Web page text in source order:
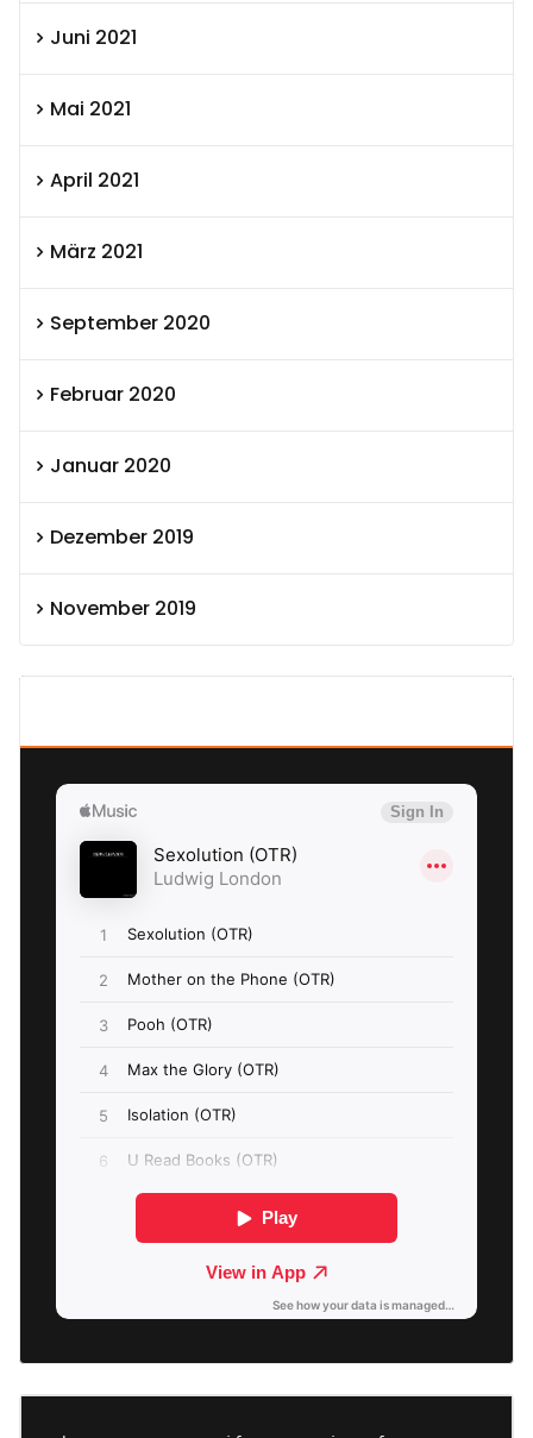
Juni 2021
Mai 2021
April 2021
März 2021
September 2020
Februar 2020
Januar 2020
Dezember 2019
November 2019